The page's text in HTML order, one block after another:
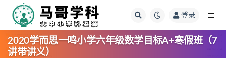
登录
2020学而思一鸣小学六年级数学目标A+寒假班（7
讲带讲义）
全部